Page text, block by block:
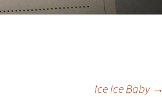
Ice Ice Baby →